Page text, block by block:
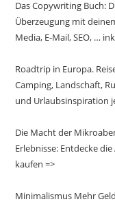
Das Copywriting Buch:
Überzeugung mit
Media, E-Mail, SEO, …
Roadtrip in Europa.
Camping, Landschaft,
und Urlaubsinspiration
Die Macht der
Erlebnisse: Entdecke
kaufen =>
Minimalismus Mehr